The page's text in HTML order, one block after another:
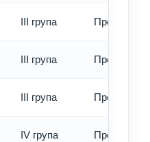
III група Превод -
III група Превод -
III група Превод -
IV група Превод -